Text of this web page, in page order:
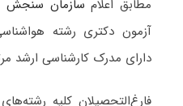
مطابق اعلام سازمان سنجش
آزمون دکتری رشته
دارای مدرک کارشناسی ارشد
فارغ‌‌التحصیلان کلیه